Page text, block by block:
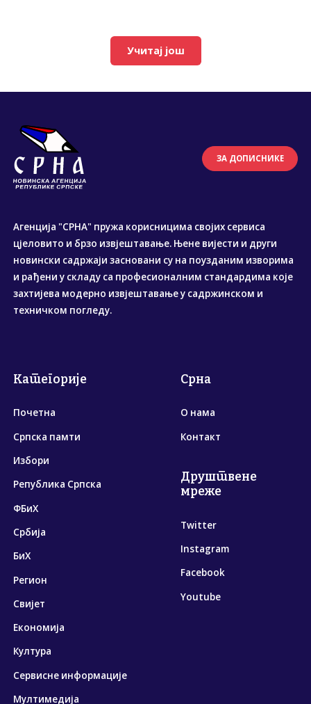
Учитај још
ЗА ДОПИСНИКЕ
Агенција "СРНА" пружа корисницима својих сервиса
цјеловито и брзо извјештавање. Њене вијести и други
новински садржаји засновани су на поузданим изворима
и рађени у складу са професионалним стандардима које
захтијева модерно извјештавање у садржинском и
техничком погледу.
Категорије
Почетна
Српска памти
Избори
Република Српска
ФБиХ
Србија
БиХ
Регион
Свијет
Економија
Култура
Сервисне информације
Мултимедија
Срна
О нама
Контакт
Друштвене
мреже
Twitter
Instagram
Facebook
Youtube